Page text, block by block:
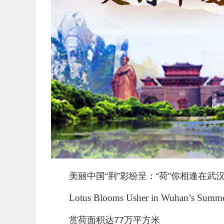
美丽中国“荆”彩纷呈：“荷”你相逢在武
Lotus Blooms Usher in Wuhan’s
赏荷面积达77万平方米